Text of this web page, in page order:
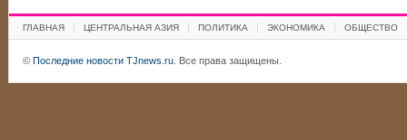
ГЛАВНАЯ ЦЕНТРАЛЬНАЯ АЗИЯ ПОЛИТИКА ЭКОНОМИКА ОБЩЕСТВО
© Последние новости TJnews.ru. Все права защищены.